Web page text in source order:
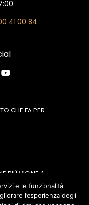
41 00 84
CHE FA PER
PIÙ VICINE A
e le funzionalità
l’esperienza degli